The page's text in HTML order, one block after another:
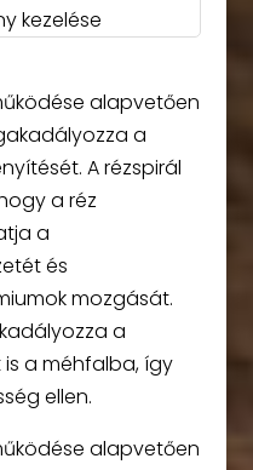
kezelése
alapvetően
a
A rézspirál
a réz
a
és
mozgását.
a
a méhfalba, így
ellen.
alapvetően